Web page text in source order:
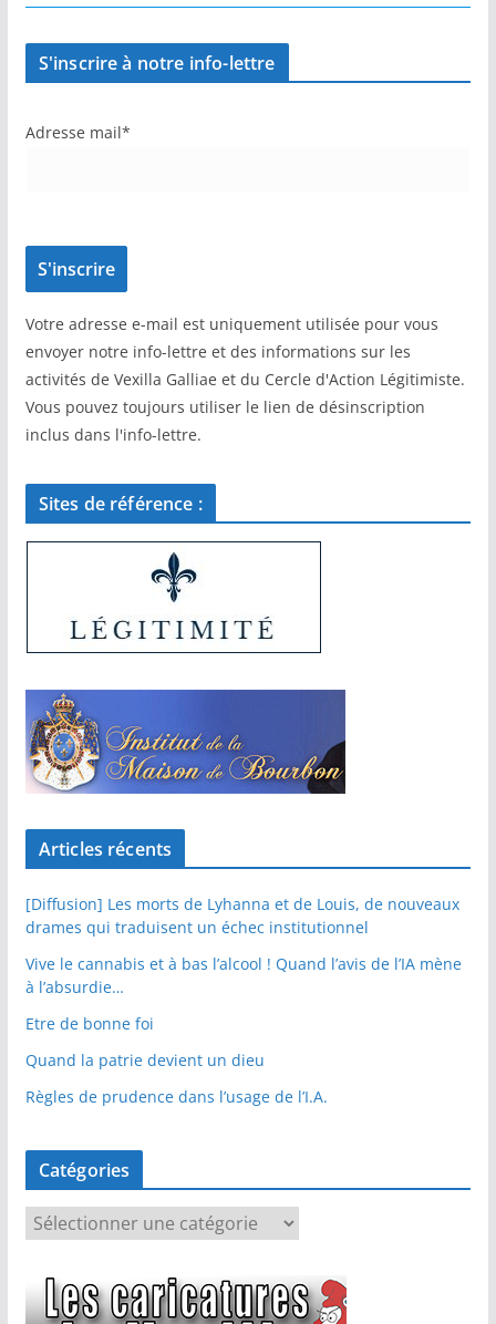
S'inscrire à notre info-lettre
Adresse mail*
Votre adresse e-mail est uniquement utilisée pour vous
envoyer notre info-lettre et des informations sur les
activités de Vexilla Galliae et du Cercle d'Action Légitimiste.
Vous pouvez toujours utiliser le lien de désinscription
inclus dans l'info-lettre.
Sites de référence :
Articles récents
[Diffusion] Les morts de Lyhanna et de Louis, de nouveaux
drames qui traduisent un échec institutionnel
Vive le cannabis et à bas l’alcool ! Quand l’avis de l’IA mène
à l’absurdie…
Etre de bonne foi
Quand la patrie devient un dieu
Règles de prudence dans l’usage de l’I.A.
Catégories
é